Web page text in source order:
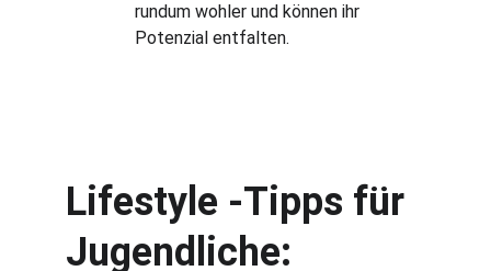
rundum wohler und können ihr
Potenzial entfalten.
Lifestyle -Tipps für
Jugendliche: